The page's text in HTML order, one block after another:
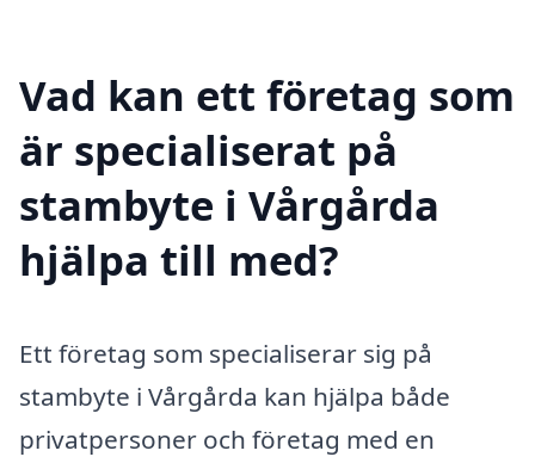
Vad kan ett företag som
är specialiserat på
stambyte i Vårgårda
hjälpa till med?
Ett företag som specialiserar sig på
stambyte i Vårgårda kan hjälpa både
privatpersoner och företag med en